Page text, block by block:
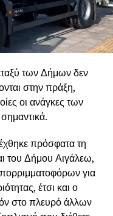
των Δήμων δεν
στην πράξη,
οι ανάγκες των
πρόσφατα τη
του Δήμου Αιγάλεω,
για
έτσι και ο
στο πλευρό άλλων